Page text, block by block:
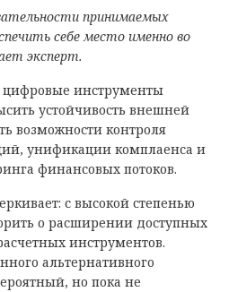
принимаемых
себе место именно во
эксперт.
цифровые инструменты
устойчивость внешней
возможности контроля
унификации комплаенса и
финансовых потоков.
с высокой степенью
о расширении доступных
инструментов.
альтернативного
но пока не